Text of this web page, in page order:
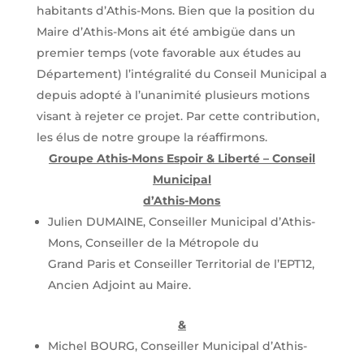
habitants d’Athis-Mons. Bien que la position du
Maire d’Athis-Mons ait été ambigüe dans un
premier temps (vote favorable aux études au
Département) l’intégralité du Conseil Municipal a
depuis adopté à l’unanimité plusieurs motions
visant à rejeter ce projet. Par cette contribution,
les élus de notre groupe la réaffirmons.
Groupe Athis-Mons Espoir & Liberté – Conseil
Municipal
d’Athis-Mons
Julien DUMAINE, Conseiller Municipal d’Athis-
Mons, Conseiller de la Métropole du
Grand Paris et Conseiller Territorial de l’EPT12,
Ancien Adjoint au Maire.
&
Michel BOURG, Conseiller Municipal d’Athis-